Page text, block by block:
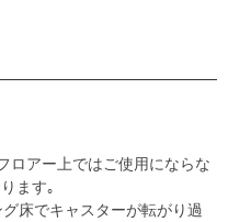
ロアー上ではご使用にならな
ます｡
床でキャスターが転がり過